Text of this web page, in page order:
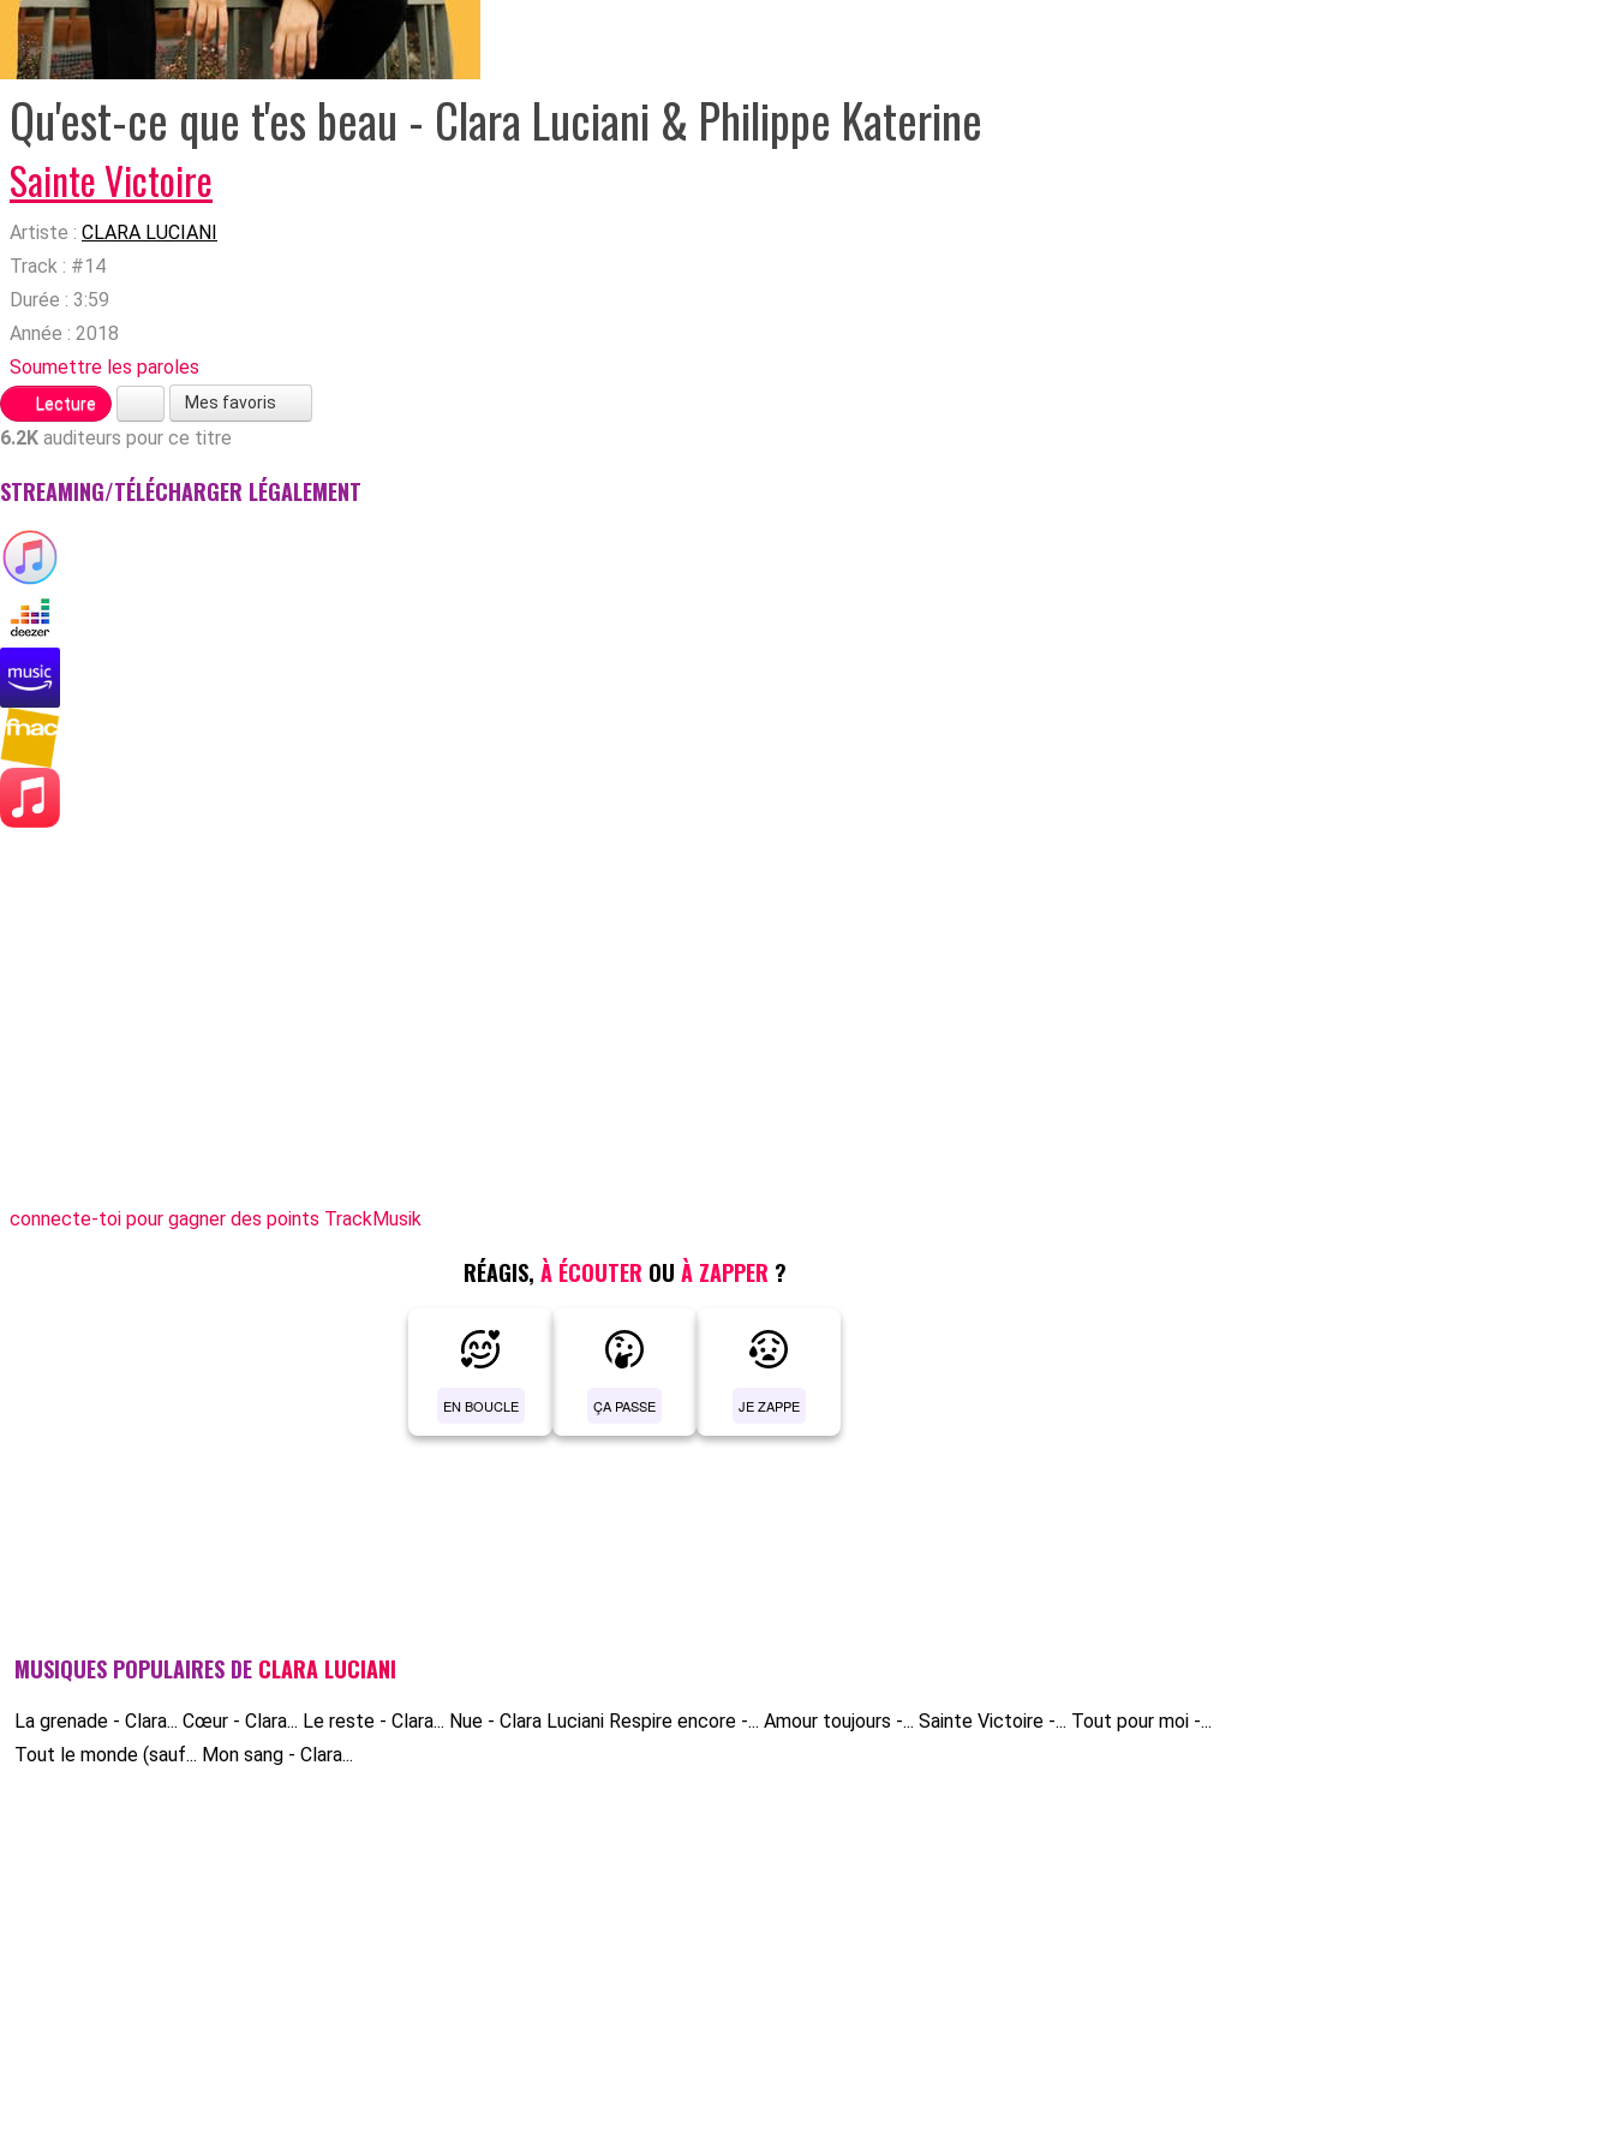
Qu'est-ce que t'es beau - Clara Luciani & Philippe Katerine
Sainte Victoire
Artiste : CLARA LUCIANI
Track : #14
Durée : 3:59
Année : 2018
Soumettre les paroles
Lecture Mes favoris
6.2K auditeurs pour ce titre
STREAMING/TÉLÉCHARGER LÉGALEMENT
connecte-toi pour gagner des points TrackMusik
RÉAGIS, À ÉCOUTER OU À ZAPPER ?
EN BOUCLE ÇA PASSE JE ZAPPE
MUSIQUES POPULAIRES DE CLARA LUCIANI
La grenade - Clara... Cœur - Clara... Le reste - Clara... Nue - Clara Luciani Respire encore -... Amour toujours -... Sainte Victoire -... Tout pour moi -...
Tout le monde (sauf... Mon sang - Clara...